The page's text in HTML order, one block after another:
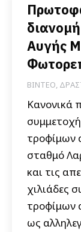
Αυγής
ΒΙΝΤΕΟ,
Κανονικά
τροφίμων
σταθμό
και τις
χιλιάδες
τροφίμων
ως